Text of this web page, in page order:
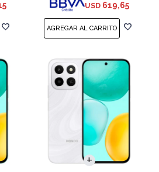
USD 619,65
COMPARAR